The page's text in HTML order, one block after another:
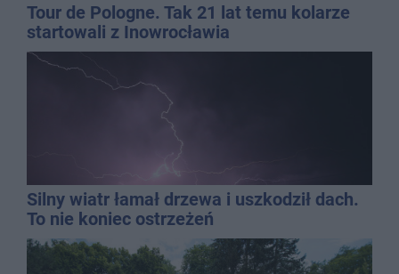
Tour de Pologne. Tak 21 lat temu kolarze
startowali z Inowrocławia
Silny wiatr łamał drzewa i uszkodził dach.
To nie koniec ostrzeżeń